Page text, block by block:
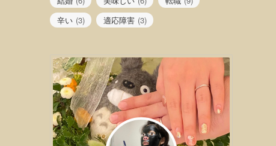
辛い (3) 適応障害 (3)